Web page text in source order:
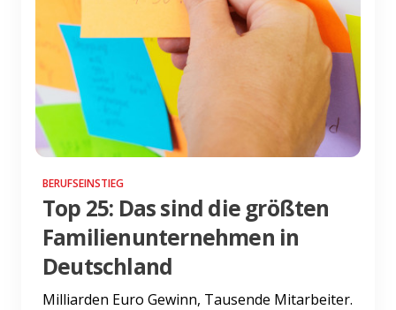
BERUFSEINSTIEG
Top 25: Das sind die größten
Familienunternehmen in
Deutschland
Milliarden Euro Gewinn, Tausende Mitarbeiter.